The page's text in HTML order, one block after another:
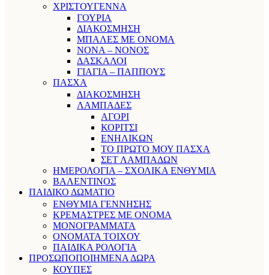
ΧΡΙΣΤΟΥΓΕΝΝΑ
ΓΟΥΡΙΑ
ΔΙΑΚΟΣΜΗΣΗ
ΜΠΑΛΕΣ ΜΕ ΟΝΟΜΑ
ΝΟΝΑ – ΝΟΝΟΣ
ΔΑΣΚΑΛΟΙ
ΓΙΑΓΙΑ – ΠΑΠΠΟΥΣ
ΠΑΣΧΑ
ΔΙΑΚΟΣΜΗΣΗ
ΛΑΜΠΑΔΕΣ
ΑΓΟΡΙ
ΚΟΡΙΤΣΙ
ΕΝΗΛΙΚΩΝ
ΤΟ ΠΡΩΤΟ ΜΟΥ ΠΑΣΧΑ
ΣΕΤ ΛΑΜΠΑΔΩΝ
ΗΜΕΡΟΛΟΓΙΑ – ΣΧΟΛΙΚΑ ΕΝΘΥΜΙΑ
ΒΑΛΕΝΤΙΝΟΣ
ΠΑΙΔΙΚΟ ΔΩΜΑΤΙΟ
ΕΝΘΥΜΙΑ ΓΕΝΝΗΣΗΣ
ΚΡΕΜΑΣΤΡΕΣ ΜΕ ΟΝΟΜΑ
ΜΟΝΟΓΡΑΜΜΑΤΑ
ΟΝΟΜΑΤΑ ΤΟΙΧΟΥ
ΠΑΙΔΙΚΑ ΡΟΛΟΓΙΑ
ΠΡΟΣΩΠΟΠΟΙΗΜΕΝΑ ΔΩΡΑ
ΚΟΥΠΕΣ